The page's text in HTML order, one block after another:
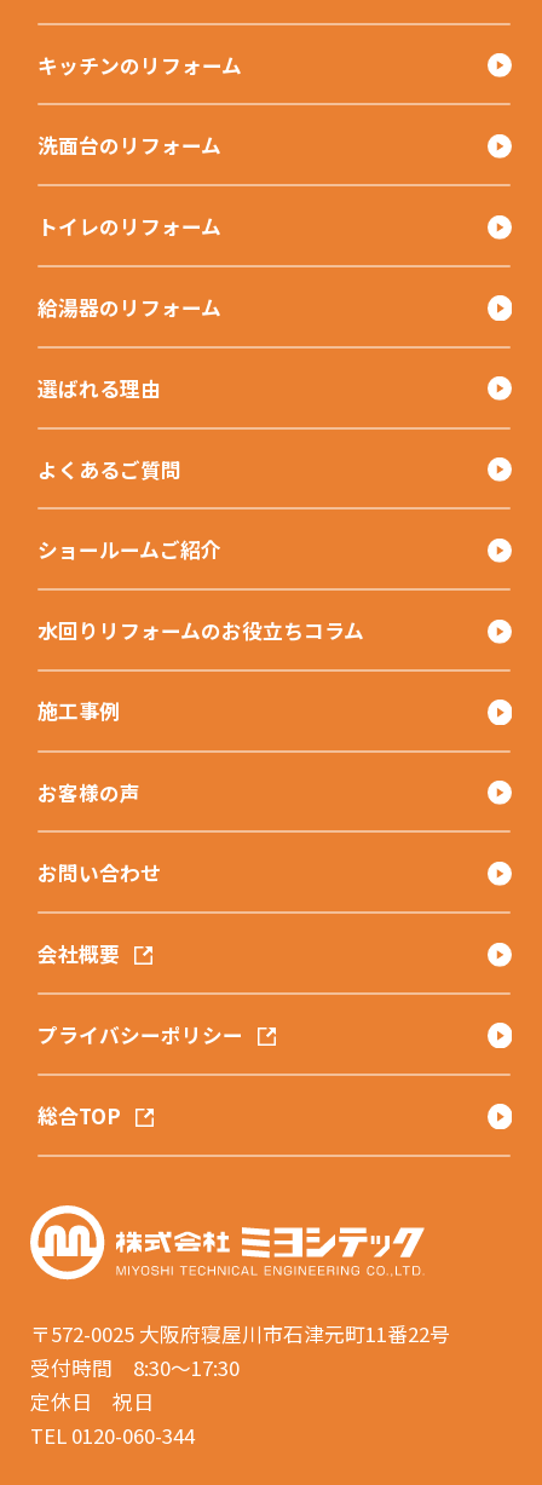
〒572-0025 大阪府寝屋川市石津元町11番22号
受付時間 8:30〜17:30
定休日 祝日
TEL 0120-060-344
キッチンのリフォーム
洗面台のリフォーム
トイレのリフォーム
給湯器のリフォーム
選ばれる理由
よくあるご質問
ショールームご紹介
水回りリフォームのお役立ちコラム
施工事例
お客様の声
お問い合わせ
会社概要
プライバシーポリシー
総合TOP